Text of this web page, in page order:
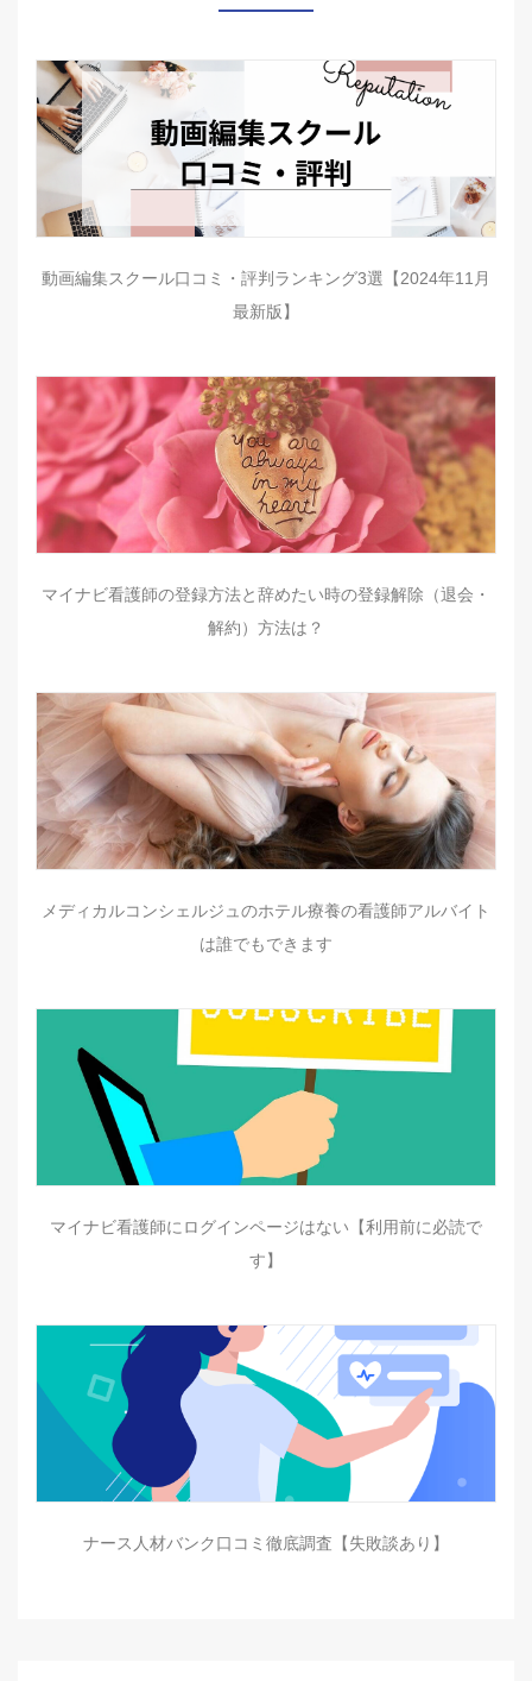
動画編集スクール口コミ・評判ランキング3選【2024年11月
最新版】
マイナビ看護師の登録方法と辞めたい時の登録解除（退会・
解約）方法は？
メディカルコンシェルジュのホテル療養の看護師アルバイト
は誰でもできます
マイナビ看護師にログインページはない【利用前に必読で
す】
ナース人材バンク口コミ徹底調査【失敗談あり】